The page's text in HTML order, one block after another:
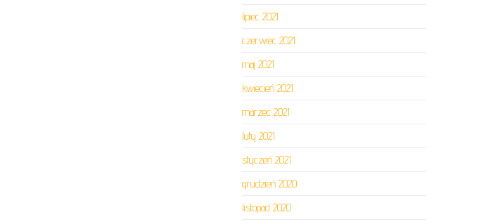
lipiec 2021
czerwiec 2021
maj 2021
kwiecień 2021
marzec 2021
luty 2021
styczeń 2021
grudzień 2020
listopad 2020